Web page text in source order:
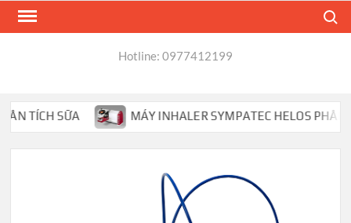
Skip
Hotline: 0977412199
SỮA MÁY INHALER SYMPATEC HELOS PHÂN TÍCH